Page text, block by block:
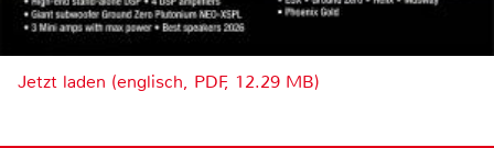
Jetzt laden (englisch, PDF, 12.29 MB)